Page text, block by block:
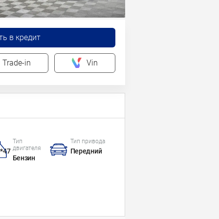
в кредит
Trade-in Vin
Тип
двигателя
Бензин
Тип привода
Передний